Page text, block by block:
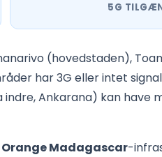
5G
(hovedstaden),
har 3G eller intet
indre, Ankarana) kan
Orange Madagascar-